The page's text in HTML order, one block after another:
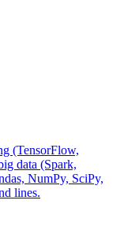
(TensorFlow,
data (Spark,
NumPy, SciPy,
lines.